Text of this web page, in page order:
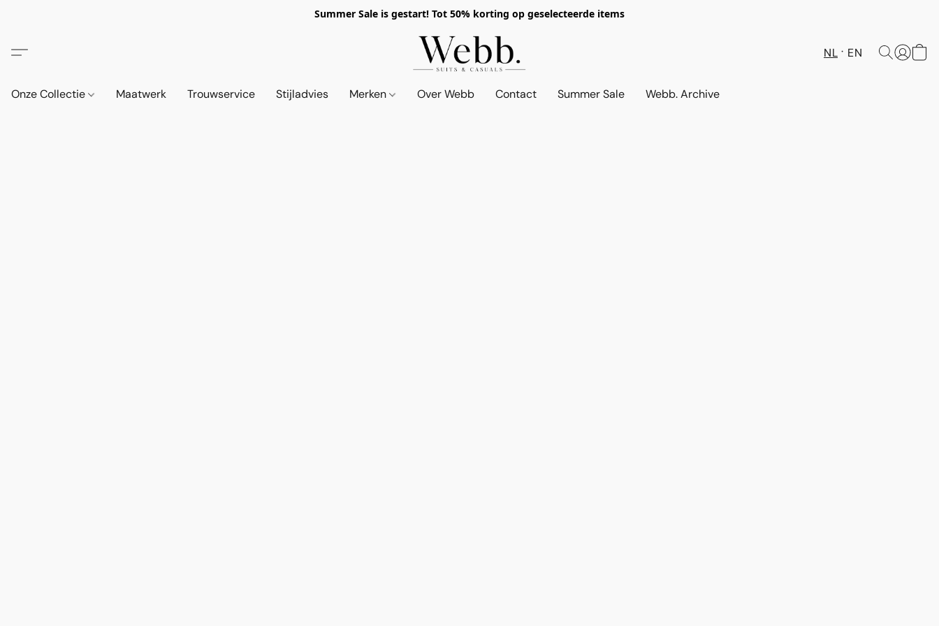
Summer Sale is gestart! Tot 50% korting op geselecteerde items
NL EN
Onze Collectie Maatwerk Trouwservice Stijladvies Merken Over Webb Contact Summer Sale Webb. Archive